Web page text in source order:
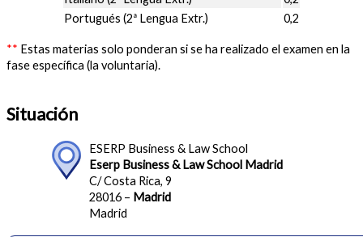
Portugués (2ª Lengua Extr.)
0,2
** Estas materias solo ponderan si se ha realizado el examen en la
fase específica (la voluntaria).
Situación
ESERP Business & Law School
Eserp Business & Law School Madrid
C/ Costa Rica, 9
28016 – Madrid
Madrid